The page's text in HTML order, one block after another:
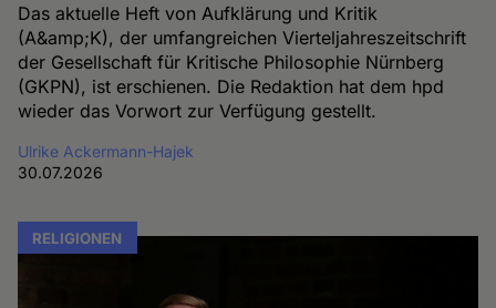
Das aktuelle Heft von Aufklärung und Kritik
(A&amp;K), der umfangreichen Vierteljahreszeitschrift
der Gesellschaft für Kritische Philosophie Nürnberg
(GKPN), ist erschienen. Die Redaktion hat dem hpd
wieder das Vorwort zur Verfügung gestellt.
Ulrike Ackermann-Hajek
30.07.2026
RELIGIONEN